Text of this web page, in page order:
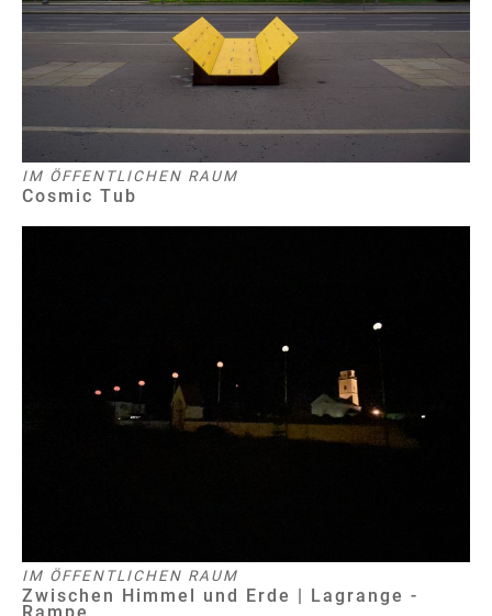
IM ÖFFENTLICHEN RAUM
Cosmic Tub
IM ÖFFENTLICHEN RAUM
Zwischen Himmel und Erde | Lagrange -